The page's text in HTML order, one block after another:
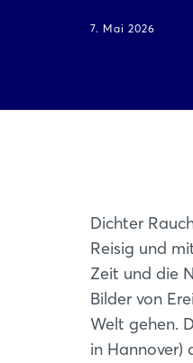
7. Mai 2026
Dichter
Reisig und
Zeit und die
Bilder von
Welt gehen.
in Hannover)